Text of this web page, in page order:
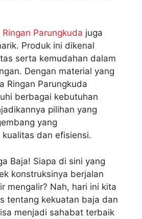
Ringan Parungkuda juga
Produk ini dikenal
serta kemudahan dalam
Dengan material yang
Ringan Parungkuda
berbagai kebutuhan
pilihan yang
yang
dan efisiensi.
Baja! Siapa di sini yang
konstruksinya berjalan
mengalir? Nah, hari ini kita
tentang kekuatan baja dan
menjadi sahabat terbaik